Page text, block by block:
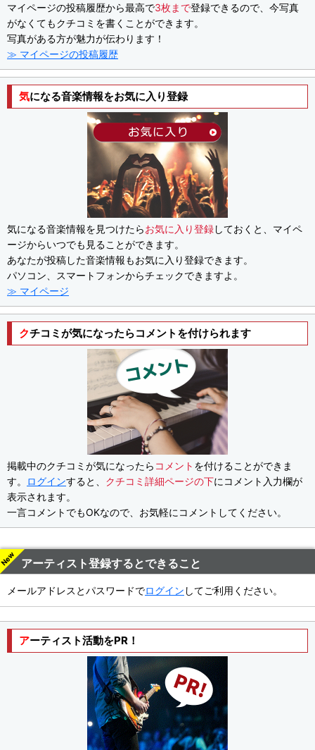
マイページの投稿履歴から最高で3枚まで登録できるので、今写真
がなくてもクチコミを書くことができます。
写真がある方が魅力が伝わります！
≫ マイページの投稿履歴
気になる音楽情報をお気に入り登録
気になる音楽情報を見つけたらお気に入り登録しておくと、マイペ
ージからいつでも見ることができます。
あなたが投稿した音楽情報もお気に入り登録できます。
パソコン、スマートフォンからチェックできますよ。
≫ マイページ
クチコミが気になったらコメントを付けられます
掲載中のクチコミが気になったら コメント を付けることができま
す。
ログインすると、 クチコミ詳細ページの下にコメント入力欄が
表示されます。
一言コメントでもOKなので、お気軽にコメントしてください。
アーティスト登録するとできること
メールアドレスとパスワードでログイン してご利用ください。
アーティスト活動をPR！